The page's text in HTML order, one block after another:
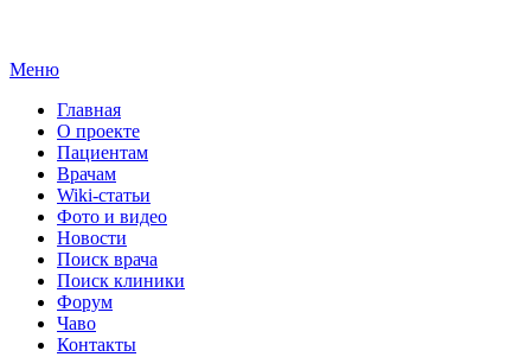
Меню
Главная
О проекте
Пациентам
Врачам
Wiki-статьи
Фото и видео
Новости
Поиск врача
Поиск клиники
Форум
Чаво
Контакты